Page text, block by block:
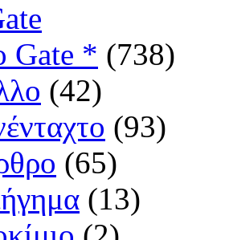
Gate * (738)
(42)
(93)
(65)
(13)